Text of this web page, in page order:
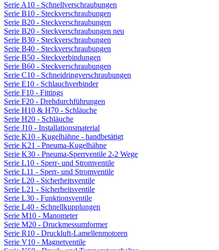
Serie A10 - Schnellverschraubungen
Serie B10 - Steckverschraubungen
Serie B20 - Steckverschraubungen
Serie B20 - Steckverschraubungen neu
Serie B30 - Steckverschraubungen
Serie B40 - Steckverschraubungen
Serie B50 - Steckverbindungen
Serie B60 - Steckverschraubungen
Serie C10 - Schneidringverschraubungen
Serie E10 - Schlauchverbinder
Serie F10 - Fittings
Serie F20 - Drehdurchführungen
Serie H10 & H70 - Schläuche
Serie H20 - Schläuche
Serie J10 - Installationsmaterial
Serie K10 - Kugelhähne - handbetätigt
Serie K21 - Pneuma-Kugelhähne
Serie K30 - Pneuma-Sperrventile 2-2 Wege
Serie L10 - Sperr- und Stromventile
Serie L11 - Sperr- und Stromventile
Serie L20 - Sicherheitsventile
Serie L21 - Sicherheitsventile
Serie L30 - Funktionsventile
Serie L40 - Schnellkupplungen
Serie M10 - Manometer
Serie M20 - Druckmessumformer
Serie R10 - Druckluft-Lamellenmotoren
Serie V10 - Magnetventile